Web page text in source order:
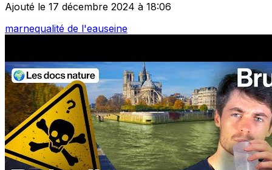
Ajouté le 17 décembre 2024 à 18:06
marnequalité de l'eauseine